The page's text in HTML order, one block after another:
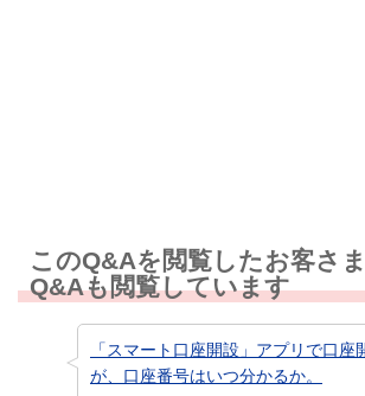
このQ&Aを閲覧したお客さ
Q&Aも閲覧しています
「スマート口座開設」アプリで口座
が、口座番号はいつ分かるか。